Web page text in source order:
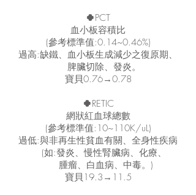
🍀PCT
血小板容積比
(參考標準值:0.14~0.46%)
過高:缺鐵、血小板生成減少之復原期、
脾臟切除、發炎。
寶貝0.76→0.78
🍀RETIC
網狀紅血球總數
(參考標準值:10~110K/uL)
過低:與非再生性貧血有關、全身性疾病
(如:發炎、慢性腎臟病、化療、
腫瘤、白血病、中毒。)
寶貝19.3→11.5